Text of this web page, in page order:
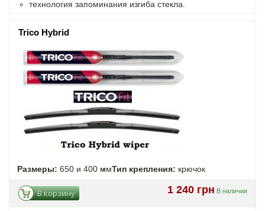
технология запоминания изгиба стекла.
Trico Hybrid
Размеры: 650 и 400 ммТип крепления: крючок
1 240 грн В наличии
В корзину